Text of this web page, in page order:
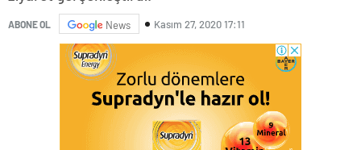
ABONE OL News Kasım 27, 2020 17:11